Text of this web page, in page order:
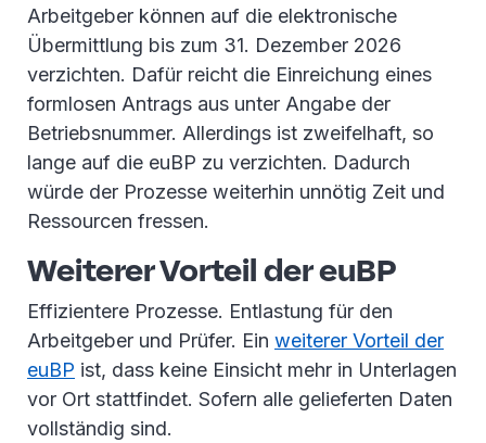
Arbeitgeber können auf die elektronische
Übermittlung bis zum 31. Dezember 2026
verzichten. Dafür reicht die Einreichung eines
formlosen Antrags aus unter Angabe der
Betriebsnummer. Allerdings ist zweifelhaft, so
lange auf die euBP zu verzichten. Dadurch
würde der Prozesse weiterhin unnötig Zeit und
Ressourcen fressen.
Weiterer Vorteil der euBP
Effizientere Prozesse. Entlastung für den
Arbeitgeber und Prüfer. Ein weiterer Vorteil der
euBP ist, dass keine Einsicht mehr in Unterlagen
vor Ort stattfindet. Sofern alle gelieferten Daten
vollständig sind.